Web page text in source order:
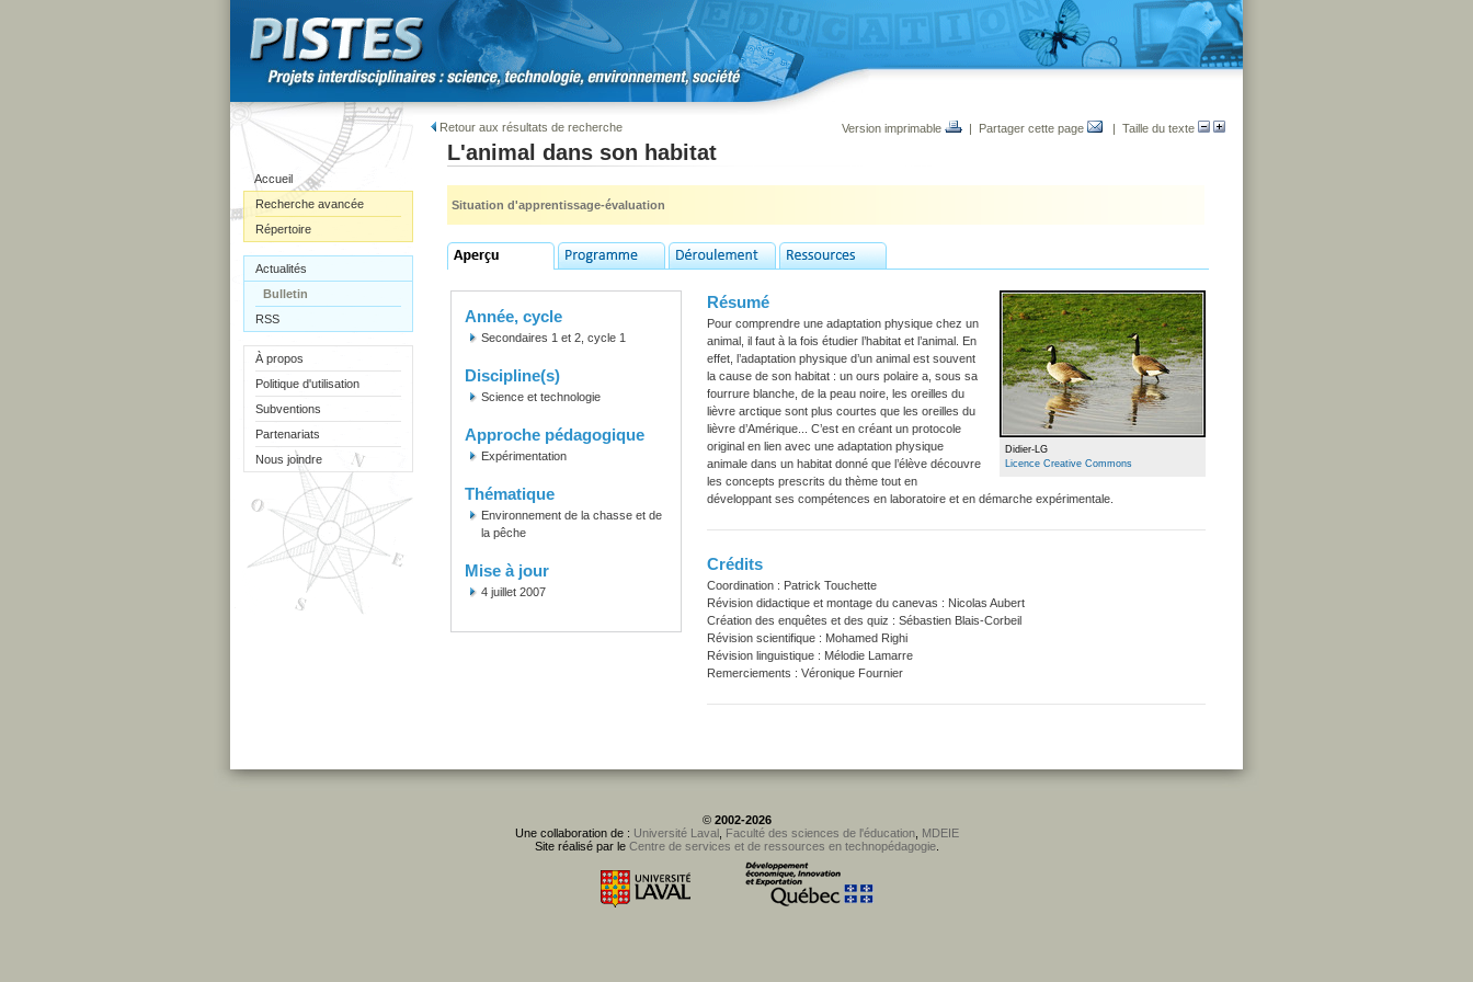
Accueil
Recherche avancée
Répertoire
Actualités
Bulletin
RSS
À propos
Politique d'utilisation
Subventions
Partenariats
Nous joindre
Retour aux résultats de recherche Version imprimable | Partager cette page | Taille du texte
L'animal dans son habitat
Situation d'apprentissage-évaluation
Année, cycle
Secondaires 1 et 2, cycle 1
Discipline(s)
Science et technologie
Approche pédagogique
Expérimentation
Thématique
Environnement de la chasse et de
la pêche
Mise à jour
4 juillet 2007
Didier-LG
Licence Creative Commons
Résumé
Pour comprendre une adaptation physique chez un
animal, il faut à la fois étudier l’habitat et l’animal. En
effet, l’adaptation physique d’un animal est souvent
la cause de son habitat : un ours polaire a, sous sa
fourrure blanche, de la peau noire, les oreilles du
lièvre arctique sont plus courtes que les oreilles du
lièvre d’Amérique... C’est en créant un protocole
original en lien avec une adaptation physique
animale dans un habitat donné que l’élève découvre
les concepts prescrits du thème tout en
développant ses compétences en laboratoire et en démarche expérimentale.
Crédits
Coordination : Patrick Touchette
Révision didactique et montage du canevas : Nicolas Aubert
Création des enquêtes et des quiz : Sébastien Blais-Corbeil
Révision scientifique : Mohamed Righi
Révision linguistique : Mélodie Lamarre
Remerciements : Véronique Fournier
© 2002-2026
Une collaboration de : Université Laval, Faculté des sciences de l'éducation, MDEIE
Site réalisé par le Centre de services et de ressources en technopédagogie.